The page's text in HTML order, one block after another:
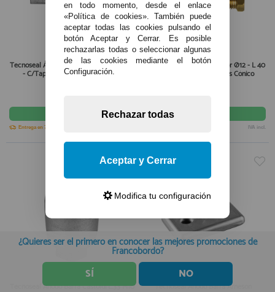
Tecnoseal Ánodo Barra Motor Ø10 - L 40
- C/Tapón Latón 1/4" Gas Cónico
Entrega en 7-10 días
Tecnoseal Ánodo Barra Motor Ø12 - L 40
- C/Tapón Lalton 3/8" Gas Cónico
IVA incl.
Tecnoseal Ánodo Barra Castoldi L.33 M10 Tecnoseal Ánodo Barra Arneson
¿Quieres ser el primero en conocer las mejores promociones de
Francobordo?
SÍ NO
en todo momento, desde el enlace
«Política de cookies». También puede
aceptar todas las cookies pulsando el
botón Aceptar y Cerrar. Es posible
rechazarlas todas o seleccionar algunas
de las cookies mediante el botón
Configuración.
Rechazar todas
Aceptar y Cerrar
Modifica tu configuración